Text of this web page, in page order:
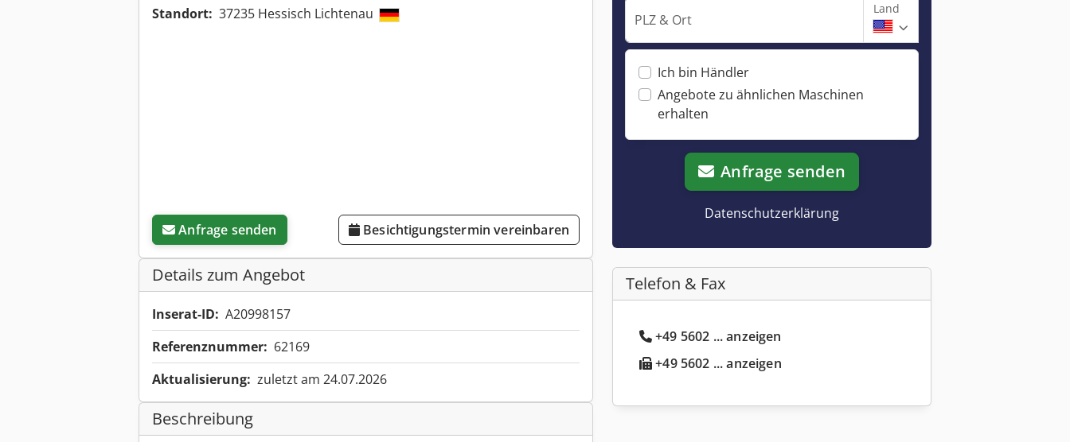
Standort: 37235 Hessisch Lichtenau
Anfrage senden Besichtigungstermin vereinbaren
Details zum Angebot
Inserat-ID: A20998157
Referenznummer: 62169
Aktualisierung: zuletzt am 24.07.2026
Beschreibung
PLZ & Ort
Land
Ich bin Händler
Angebote zu ähnlichen Maschinen
erhalten
Anfrage senden
Datenschutzerklärung
Telefon & Fax
+49 5602 ... anzeigen
+49 5602 ... anzeigen